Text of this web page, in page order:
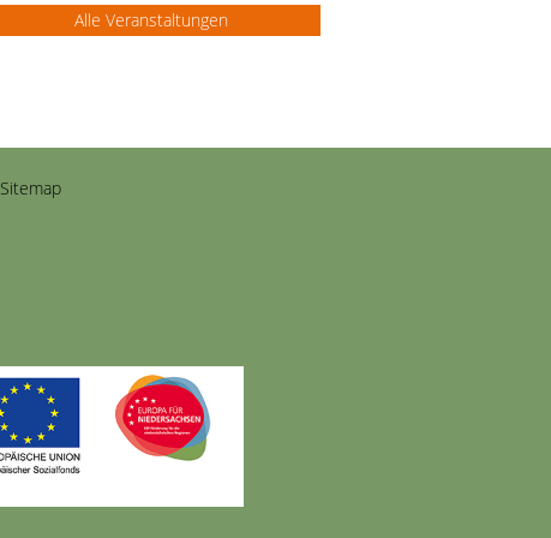
Alle Veranstaltungen
Sitemap